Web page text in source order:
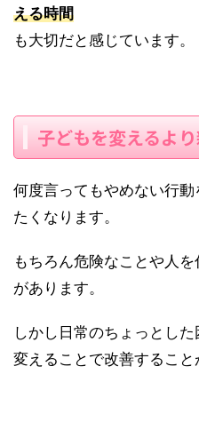
える時間
も大切だと感じています。
子どもを変えるよ
何度言ってもやめない行
たくなります。
もちろん危険なことや人
があります。
しかし日常のちょっとし
変えることで改善すること